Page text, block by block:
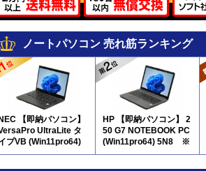
ノートパソコン 売れ筋ランキング
NEC 【即納パソコン】
UltraLite タ
プVB (Win11pro64)
HP 【即納パソコン】 2
50 G7 NOTEBOOK PC
(Win11pro64) 5N8 ※
テンキー付